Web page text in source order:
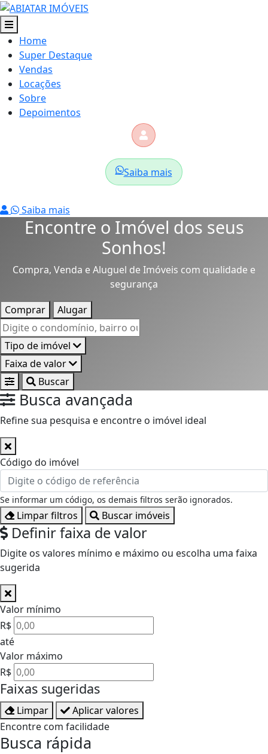
Home
Super Destaque
Vendas
Locações
Sobre
Depoimentos
Saiba mais
Saiba mais
Encontre o Imóvel dos seus
Sonhos!
Compra, Venda e Aluguel de Imóveis com qualidade e
segurança
Comprar
Alugar
Localização
Tipo de imóvel
Faixa de valor
Buscar
Busca avançada
Refine sua pesquisa e encontre o imóvel ideal
Código do imóvel
Se informar um código, os demais filtros serão ignorados.
Limpar filtros Buscar imóveis
Definir faixa de valor
Digite os valores mínimo e máximo ou escolha uma faixa
sugerida
Valor mínimo
R$
até
Valor máximo
R$
Faixas sugeridas
Limpar
Aplicar valores
Encontre com facilidade
Busca rápida